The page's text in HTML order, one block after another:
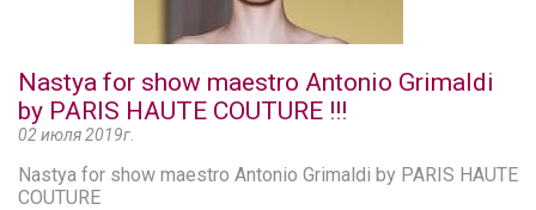
Nastya for show maestro Antonio Grimaldi
by PARIS HAUTE COUTURE !!!
02 июля 2019г.
Nastya for show maestro Antonio Grimaldi by PARIS HAUTE
COUTURE